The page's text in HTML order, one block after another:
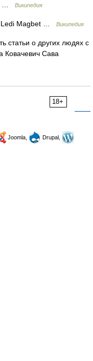
…
Википедия
Magbet … Википедия
статьи о других людях с
Ковачевич Сава
18+
Joomla,
Drupal,